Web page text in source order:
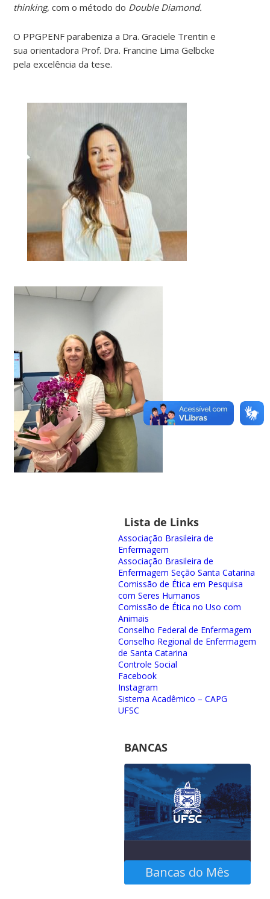
thinking, com o método do Double Diamond.
O PPGPENF parabeniza a Dra. Graciele Trentin e
sua orientadora Prof. Dra. Francine Lima Gelbcke
pela excelência da tese.
Lista de Links
Associação Brasileira de
Enfermagem
Associação Brasileira de
Enfermagem Seção Santa Catarina
Comissão de Ética em Pesquisa
com Seres Humanos
Comissão de Ética no Uso com
Animais
Conselho Federal de Enfermagem
Conselho Regional de Enfermagem
de Santa Catarina
Controle Social
Facebook
Instagram
Sistema Acadêmico – CAPG
UFSC
BANCAS
Bancas do Mês